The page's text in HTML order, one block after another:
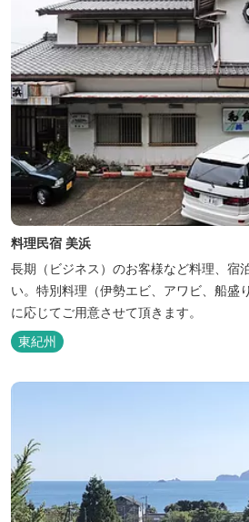
料理民宿 美浜
長期（ビジネス）のお客様など料理、宿
い。特別料理（伊勢エビ、アワビ、船盛
に応じてご用意させて頂きます。
東紀州